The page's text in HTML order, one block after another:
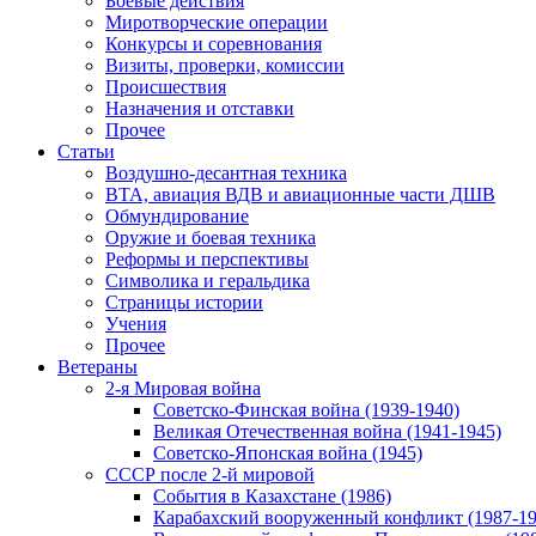
Миротворческие операции
Конкурсы и соревнования
Визиты, проверки, комиссии
Происшествия
Назначения и отставки
Прочее
Статьи
Воздушно-десантная техника
ВТА, авиация ВДВ и авиационные части ДШВ
Обмундирование
Оружие и боевая техника
Реформы и перспективы
Символика и геральдика
Страницы истории
Учения
Прочее
Ветераны
2-я Мировая война
Советско-Финская война (1939-1940)
Великая Отечественная война (1941-1945)
Советско-Японская война (1945)
СССР после 2-й мировой
События в Казахстане (1986)
Карабахский вооруженный конфликт (1987-